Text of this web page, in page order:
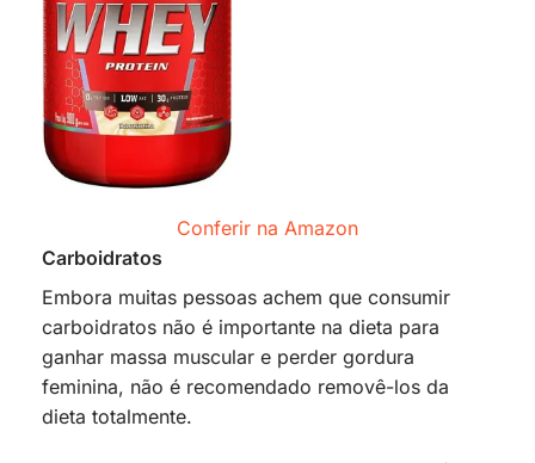
Conferir na Amazon
Carboidratos
Embora muitas pessoas achem que consumir
carboidratos não é importante na dieta para
ganhar massa muscular e perder gordura
feminina, não é recomendado removê-los da
dieta totalmente.